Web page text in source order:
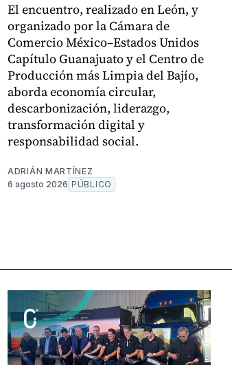
El encuentro, realizado en León, y
organizado por la Cámara de
Comercio México–Estados Unidos
Capítulo Guanajuato y el Centro de
Producción más Limpia del Bajío,
aborda economía circular,
descarbonización, liderazgo,
transformación digital y
responsabilidad social.
ADRIÁN MARTÍNEZ
6 agosto 2026 PÚBLICO